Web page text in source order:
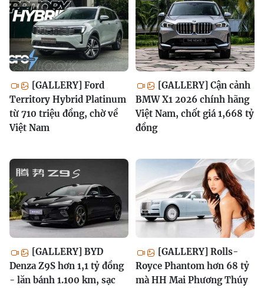
[GALLERY] Ford
Territory Hybrid Platinum
từ 710 triệu đồng, chờ về
Việt Nam
[GALLERY] Cận cảnh
BMW X1 2026 chính hãng
Việt Nam, chốt giá 1,668 tỷ
đồng
[GALLERY] BYD
Denza Z9S hơn 1,1 tỷ đồng
- lăn bánh 1.100 km, sạc
[GALLERY] Rolls-
Royce Phantom hơn 68 tỷ
mà HH Mai Phương Thúy